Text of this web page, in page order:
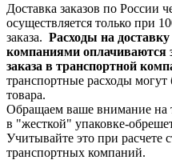
Доставка заказов по России
осуществляется только при
заказа. Расходы на
компаниями оплачиваются
заказа в транспортной
транспортные расходы
товара.
Обращаем ваше внимание на
в "жесткой" упаковке-
Учитывайте это при расчете
транспортных компаний.